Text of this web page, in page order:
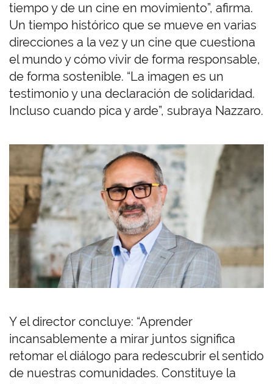
tiempo y de un cine en movimiento”, afirma.
Un tiempo histórico que se mueve en varias
direcciones a la vez y un cine que cuestiona
el mundo y cómo vivir de forma responsable,
de forma sostenible. “La imagen es un
testimonio y una declaración de solidaridad.
Incluso cuando pica y arde”, subraya Nazzaro.
Y el director concluye: “Aprender
incansablemente a mirar juntos significa
retomar el diálogo para redescubrir el sentido
de nuestras comunidades. Constituye la